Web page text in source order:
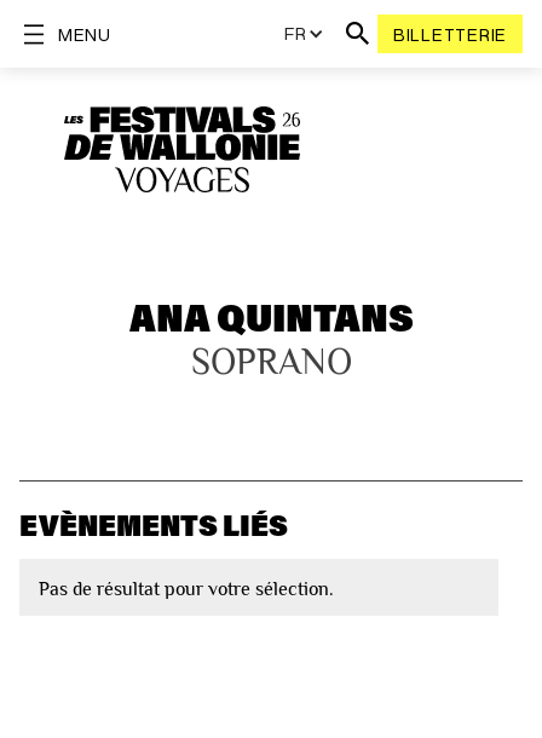
FR BILLETTERIE
MENU
ANA QUINTANS
SOPRANO
EVÈNEMENTS LIÉS
Pas de résultat pour votre sélection.